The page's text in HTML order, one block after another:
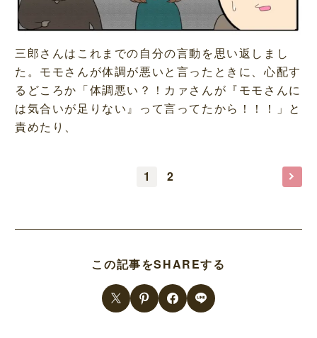
三郎さんはこれまでの自分の言動を思い返しまし
た。モモさんが体調が悪いと言ったときに、心配す
るどころか「体調悪い？！カァさんが『モモさんに
は気合いが足りない』って言ってたから！！！」と
責めたり、
1 2
この記事をSHAREする